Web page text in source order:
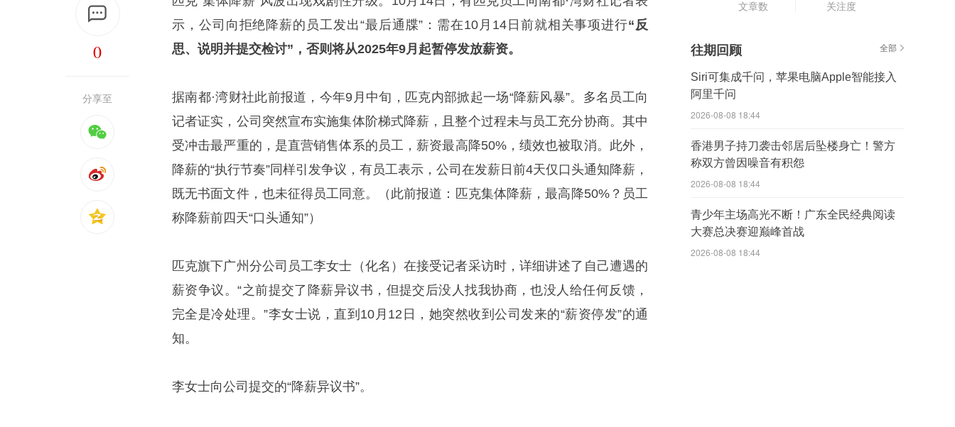
0
分享至
示，公司向拒绝降薪的员工发出“最后通牒”：需在10月14日前就相关事项进行“反
思、说明并提交检讨”，否则将从2025年9月起暂停发放薪资。
据南都·湾财社此前报道，今年9月中旬，匹克内部掀起一场“降薪风暴”。多名员工向
记者证实，公司突然宣布实施集体阶梯式降薪，且整个过程未与员工充分协商。其中
受冲击最严重的，是直营销售体系的员工，薪资最高降50%，绩效也被取消。此外，
降薪的“执行节奏”同样引发争议，有员工表示，公司在发薪日前4天仅口头通知降薪，
既无书面文件，也未征得员工同意。（此前报道：匹克集体降薪，最高降50%？员工
称降薪前四天“口头通知”）
匹克旗下广州分公司员工李女士（化名）在接受记者采访时，详细讲述了自己遭遇的
薪资争议。“之前提交了降薪异议书，但提交后没人找我协商，也没人给任何反馈，
完全是冷处理。”李女士说，直到10月12日，她突然收到公司发来的“薪资停发”的通
知。
李女士向公司提交的“降薪异议书”。
文章数 关注度
往期回顾 全部
Siri可集成千问，苹果电脑Apple智能接入
阿里千问
2026-08-08 18:44
香港男子持刀袭击邻居后坠楼身亡！警方
称双方曾因噪音有积怨
2026-08-08 18:44
青少年主场高光不断！广东全民经典阅读
大赛总决赛迎巅峰首战
2026-08-08 18:44